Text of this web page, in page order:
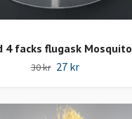
4 facks flugask Mosquito
30 kr 27 kr